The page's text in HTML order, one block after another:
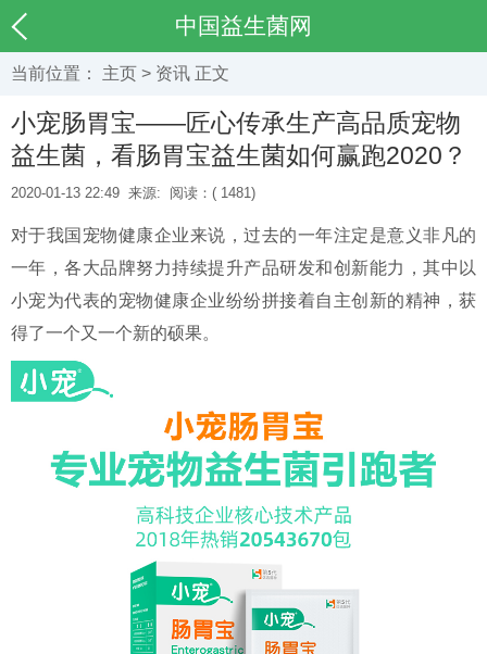
中国益生菌网
当前位置： 主页 > 资讯 正文
小宠肠胃宝——匠心传承生产高品质宠物
益生菌，看肠胃宝益生菌如何赢跑2020？
2020-01-13 22:49 来源: 阅读：( 1481)
对于我国宠物健康企业来说，过去的一年注定是意义非凡的
一年，各大品牌努力持续提升产品研发和创新能力，其中以
小宠为代表的宠物健康企业纷纷拼接着自主创新的精神，获
得了一个又一个新的硕果。